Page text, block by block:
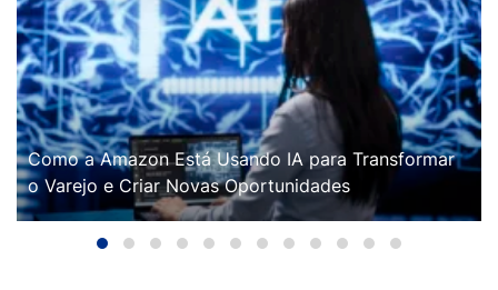
Como a Amazon Está Usando IA para Transformar
o Varejo e Criar Novas Oportunidades